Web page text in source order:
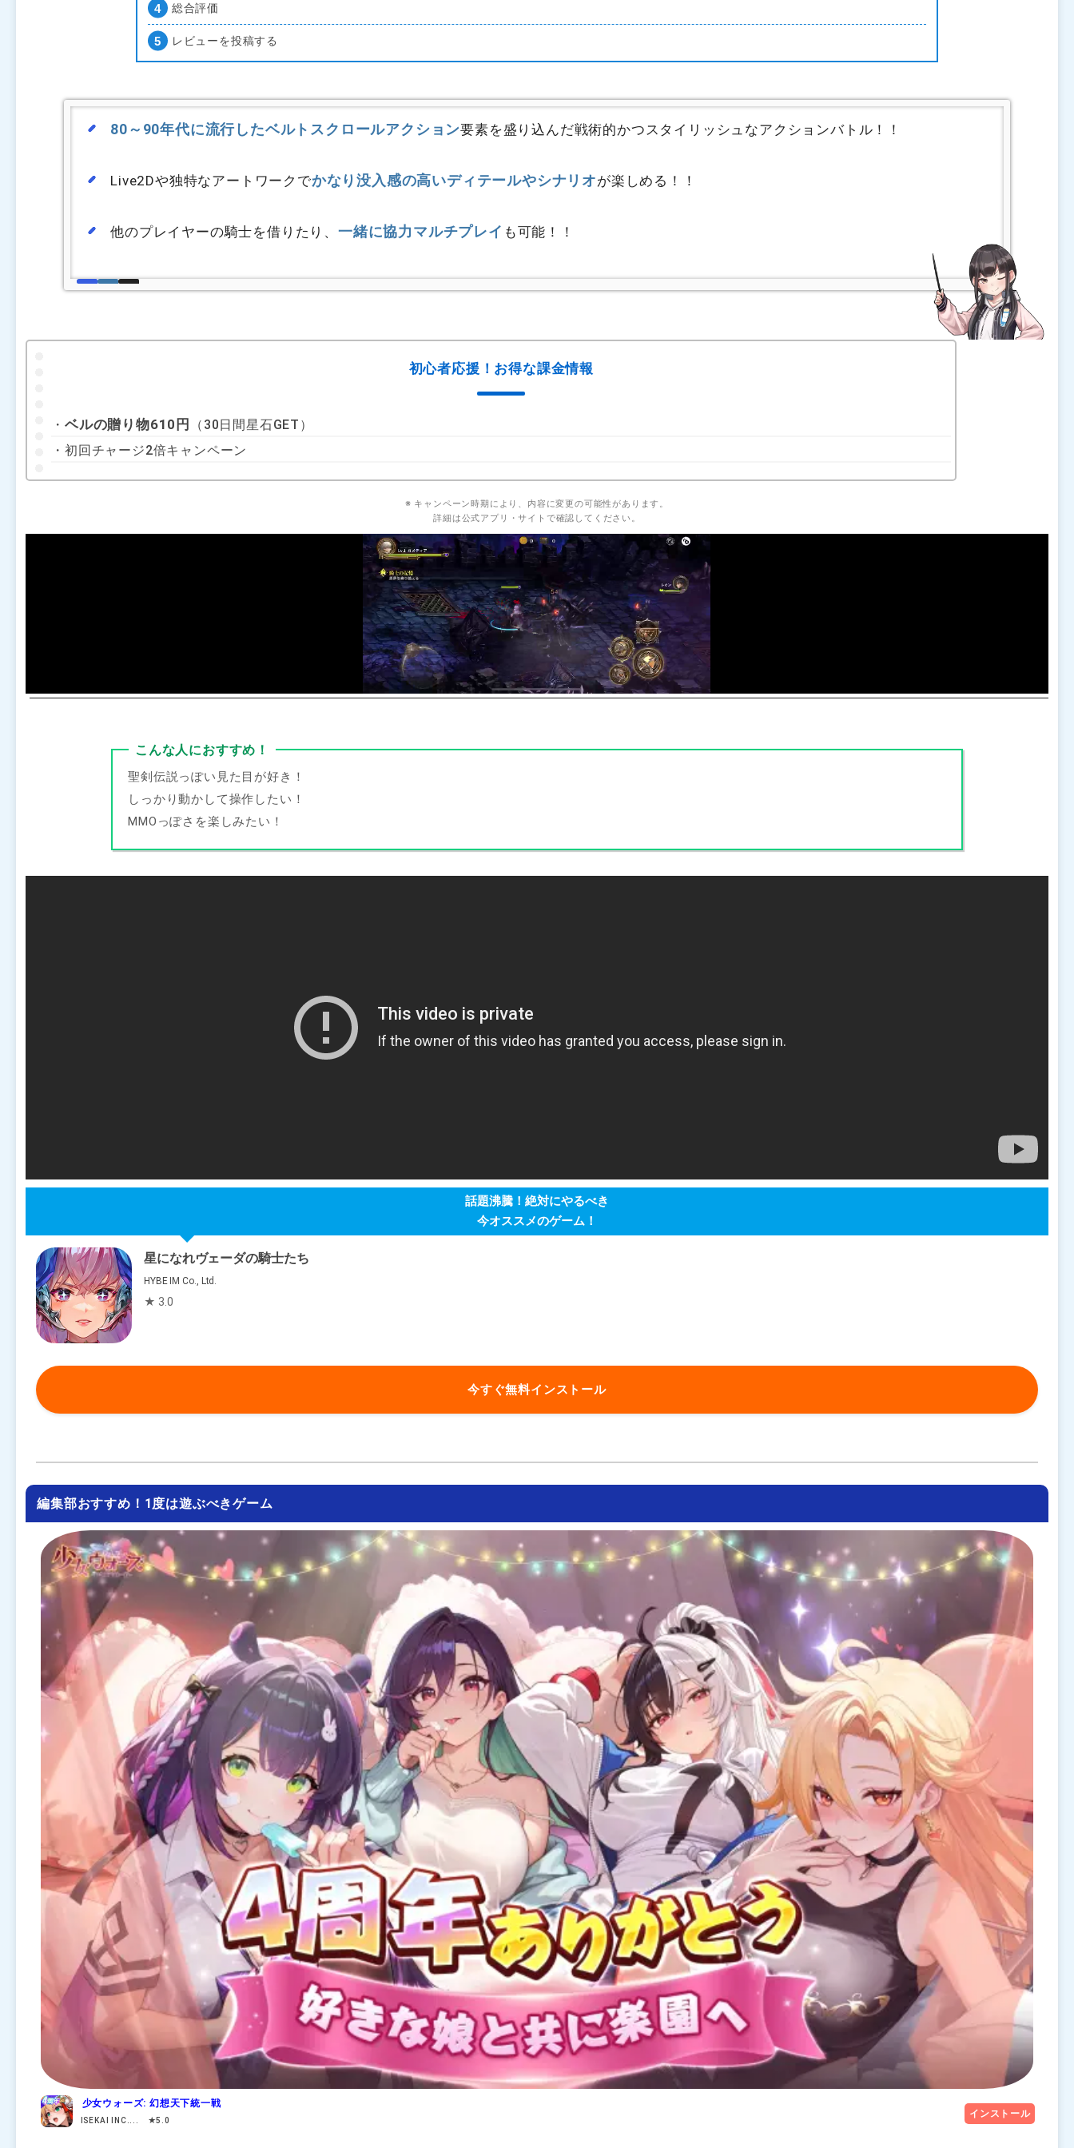
総合評価
レビューを投稿する
80～90年代に流行したベルトスクロールアクション要素を盛り込んだ戦術的かつスタイリッシュなアクションバトル！！
Live2Dや独特なアートワークでかなり没入感の高いディテールやシナリオが楽しめる！！
他のプレイヤーの騎士を借りたり、 一緒に協力マルチプレイ も可能！！
初心者応援！お得な課金情報
・ ベルの贈り物610円
（30日間星石GET）
・初回チャージ2倍キャンペーン
※ キャンペーン時期により、内容に変更の可能性があります。
詳細は公式アプリ・サイトで確認してください。
こんな人におすすめ！
聖剣伝説っぽい見た目が好き！
しっかり動かして操作したい！
MMOっぽさを楽しみたい！
話題沸騰！絶対にやるべき
今オススメのゲーム！
星になれヴェーダの騎士たち
HYBE IM Co., Ltd.
★ 3.0
今すぐ無料インストール
編集部おすすめ！1度は遊ぶべきゲーム
少女ウォーズ: 幻想天下統一戦
ISEKAI INC.... ★5.0
インストール